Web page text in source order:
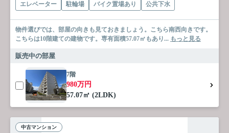
エレベーター 駐輪場 バイク置場あり 公共下水
物件選びでは、部屋の向きも見ておきましょう。こちら南西向きです。
こちらは10階建ての建物です。専有面積57.07㎡もあり... もっと見る
販売中の部屋
7階
980万円
57.07㎡ (2LDK)
中古マンション